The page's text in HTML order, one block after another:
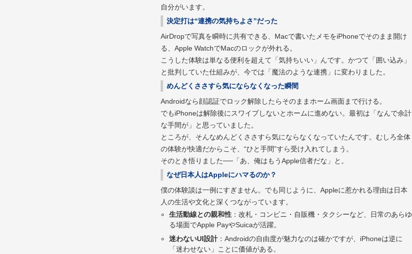
自分がいます。
決定打は“連携の気持ちよさ”だった
AirDropで写真を瞬時に共有できる、Macで書いたメモをiPhoneでそのまま開け
る、Apple WatchでMacのロックが外れる。
こうした体験は単なる便利を超えて「気持ちいい」んです。かつて「囲い込み」
と批判していた仕組みが、今では「魔法のような連携」に変わりました。
めんどくささすら気にならなくなった瞬間
Androidなら顔認証でロック解除したらそのままホーム画面まで行ける。
でもiPhoneは解除後にスワイプしないとホームに進めない。最初は「なんで余計
な手間が」と思っていました。
ところが、そんなめんどくささすら気にならなくなっていたんです。むしろ全体
の体験が快適だからこそ、“ひと手間”すら受け入れてしまう。
そのとき悟りました──「あ、俺はもうApple信者だな」と。
なぜ日本人はAppleにハマるのか？
僕の体験談は一例にすぎません。でも同じように、Appleに惹かれる理由は日本
人の生活や文化と深くつながっています。
生活動線との親和性 ：改札・コンビニ・自販機・タクシーなど、日常のあらゆ
る場面でApple PayやSuicaが活躍。
迷わないUI設計：Androidの自由度が魅力なのは確かですが、iPhoneは逆に
「迷わせない」ことに価値がある。